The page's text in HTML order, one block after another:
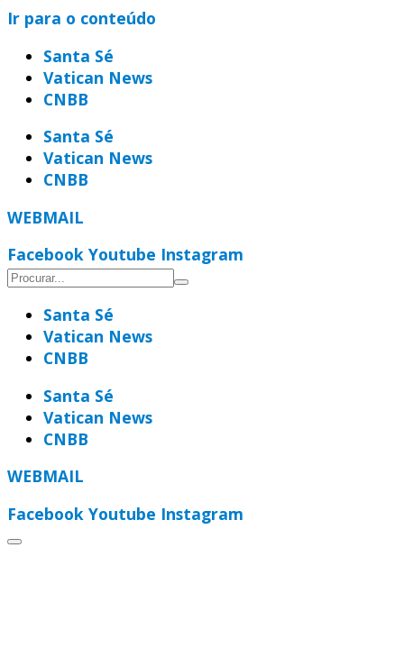
Ir para o conteúdo
Santa Sé
Vatican News
CNBB
Santa Sé
Vatican News
CNBB
WEBMAIL
Facebook Youtube Instagram
Santa Sé
Vatican News
CNBB
Santa Sé
Vatican News
CNBB
WEBMAIL
Facebook Youtube Instagram